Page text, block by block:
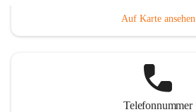
Auf Karte ansehen
Telefonnummer